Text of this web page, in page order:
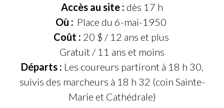
Accès au site : dès 17 h
Où : Place du 6-mai-1950
Coût : 20 $ / 12 ans et plus
Gratuit / 11 ans et moins
Départs : Les coureurs partiront à 18 h 30,
suivis des marcheurs à 18 h 32 (coin Sainte-
Marie et Cathédrale)